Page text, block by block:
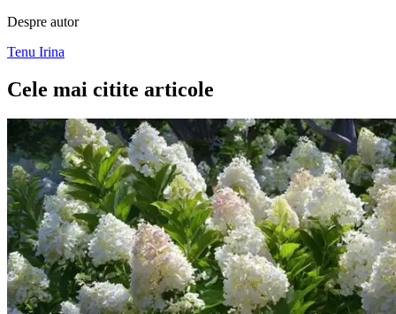
Despre autor
Tenu Irina
Cele mai citite articole